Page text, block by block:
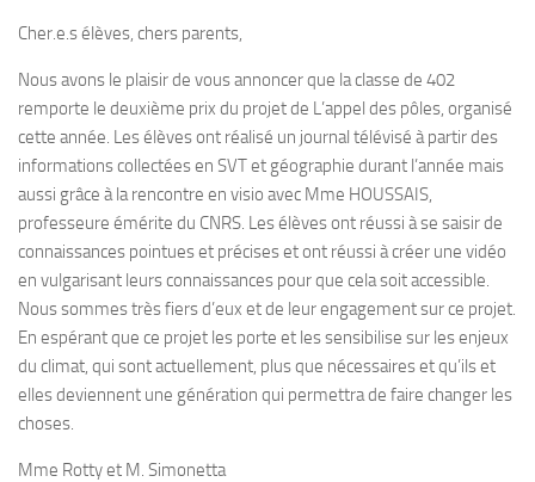
Cher.e.s élèves, chers parents,
Nous avons le plaisir de vous annoncer que la classe de 402
remporte le deuxième prix du projet de L’appel des pôles, organisé
cette année. Les élèves ont réalisé un journal télévisé à partir des
informations collectées en SVT et géographie durant l’année mais
aussi grâce à la rencontre en visio avec Mme HOUSSAIS,
professeure émérite du CNRS. Les élèves ont réussi à se saisir de
connaissances pointues et précises et ont réussi à créer une vidéo
en vulgarisant leurs connaissances pour que cela soit accessible.
Nous sommes très fiers d’eux et de leur engagement sur ce projet.
En espérant que ce projet les porte et les sensibilise sur les enjeux
du climat, qui sont actuellement, plus que nécessaires et qu’ils et
elles deviennent une génération qui permettra de faire changer les
choses.
Mme Rotty et M. Simonetta